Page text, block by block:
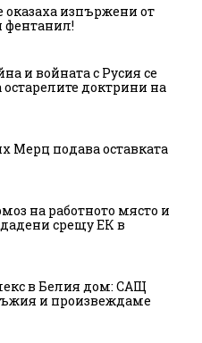
оказаха изпържени от
фентанил!
и войната с Русия се
доктрини на
Мерц подава оставката
на работното място и
срещу ЕК в
в Белия дом: САЩ
и произвеждаме